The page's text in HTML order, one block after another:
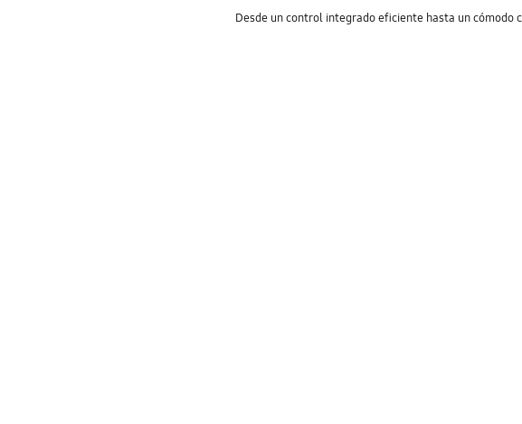
Desde un control integrado eficiente hasta un